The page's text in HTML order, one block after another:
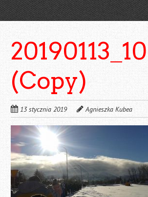
(Copy)
13 stycznia 2019 Agnieszka Kubea